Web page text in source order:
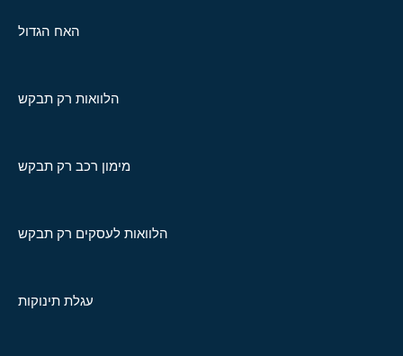
האח הגדול
הלוואות רק תבקש
מימון רכב רק תבקש
הלוואות לעסקים רק תבקש
עגלת תינוקות